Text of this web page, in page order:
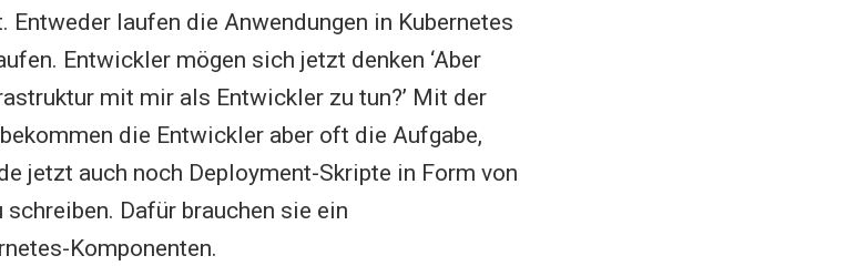
Entweder laufen die Anwendungen in Kubernetes
Entwickler mögen sich jetzt denken ‘Aber
mit mir als Entwickler zu tun?’ Mit der
die Entwickler aber oft die Aufgabe,
jetzt auch noch Deployment-Skripte in Form von
Dafür brauchen sie ein
Komponenten.